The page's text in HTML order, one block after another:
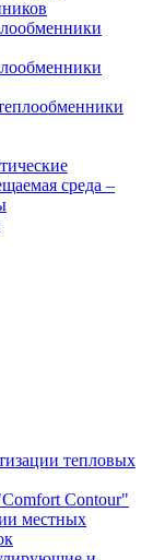
среда –
тепловых
Contour"
местных